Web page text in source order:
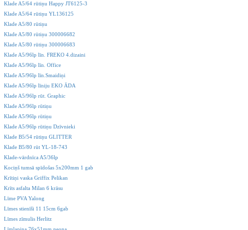
Klade A5/64 rūtiņu Happy JT6125-3
Klade A5/64 rūtiņu YL136125
Klade A5/80 rūtiņu
Klade A5/80 rūtiņu 300006682
Klade A5/80 rūtiņu 300006683
Klade A5/96lp līn. FREKO 4.dizaini
Klade A5/96lp līn. Office
Klade A5/96lp līn.Smaidiņi
Klade A5/96lp līniju EKO ĀDA
Klade A5/96lp rūt. Graphic
Klade A5/96lp rūtiņu
Klade A5/96lp rūtiņu
Klade A5/96lp rūtiņu Dzīvnieki
Klade B5/54 rūtiņu GLITTER
Klade B5/80 rūt YL-18-743
Klade-vārdnīca A5/36lp
Kociņš tumsā spīdošas 5x200mm 1 gab
Krītiņi vaska Griffix Pelikan
Krīts asfalta Milan 6 krāsu
Līme PVA Yalong
Līmes stienīši 11 15cm 6gab
Līmes zīmulis Herlitz